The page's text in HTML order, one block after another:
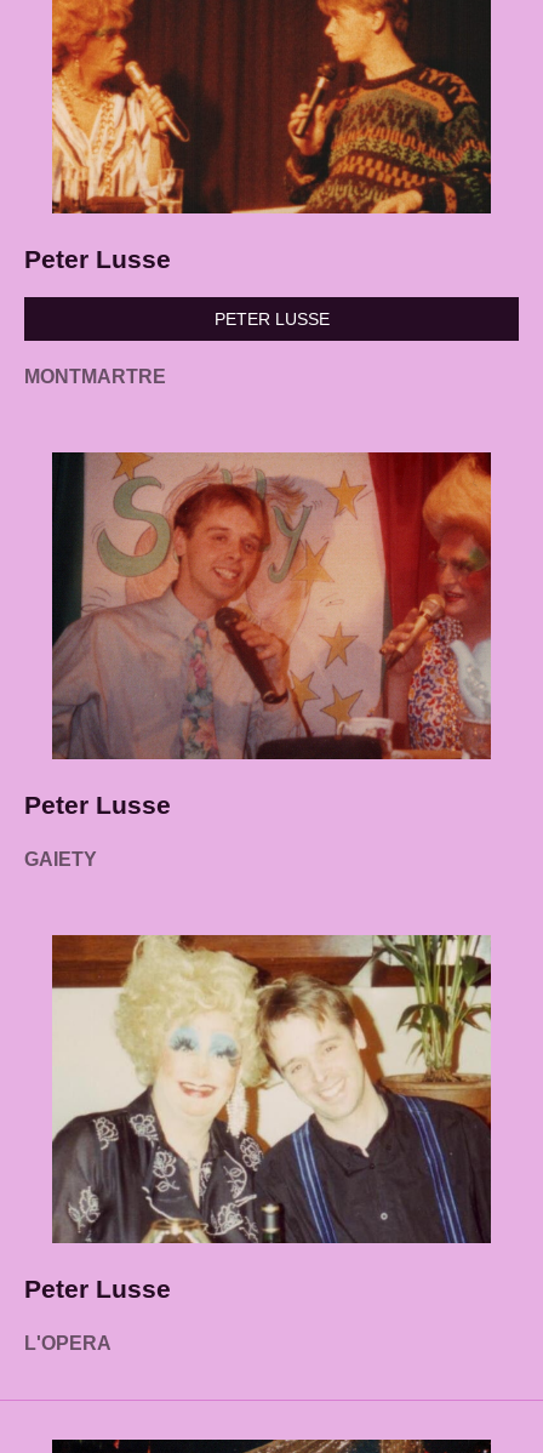
Peter Lusse
PETER LUSSE
MONTMARTRE
Peter Lusse
GAIETY
Peter Lusse
L'OPERA